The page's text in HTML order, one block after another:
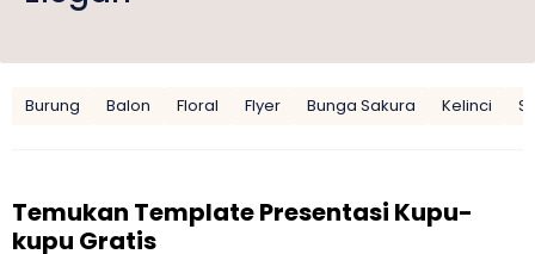
Burung Balon Floral Flyer Bunga Sakura Kelinci
Temukan Template Presentasi Kupu-
kupu Gratis